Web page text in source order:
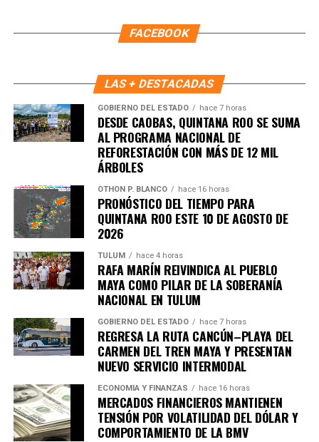
Recibe las noticias al instante
Únete al canal oficial de WhatsApp de
Quinto Poder y recibe las noticias más
importantes de Quintana Roo directamente
en tu teléfono.
Unirme al canal de WhatsApp
FACEBOOK
LAS + DESTACADAS
GOBIERNO DEL ESTADO hace 7 horas
DESDE CAOBAS, QUINTANA ROO SE SUMA
AL PROGRAMA NACIONAL DE
REFORESTACIÓN CON MÁS DE 12 MIL
ÁRBOLES
OTHON P. BLANCO hace 16 horas
PRONÓSTICO DEL TIEMPO PARA
QUINTANA ROO ESTE 10 DE AGOSTO DE
2026
TULUM hace 4 horas
RAFA MARÍN REIVINDICA AL PUEBLO
MAYA COMO PILAR DE LA SOBERANÍA
NACIONAL EN TULUM
GOBIERNO DEL ESTADO hace 7 horas
REGRESA LA RUTA CANCÚN–PLAYA DEL
CARMEN DEL TREN MAYA Y PRESENTAN
NUEVO SERVICIO INTERMODAL
ECONOMÍA Y FINANZAS hace 16 horas
MERCADOS FINANCIEROS MANTIENEN
TENSIÓN POR VOLATILIDAD DEL DÓLAR Y
COMPORTAMIENTO DE LA BMV